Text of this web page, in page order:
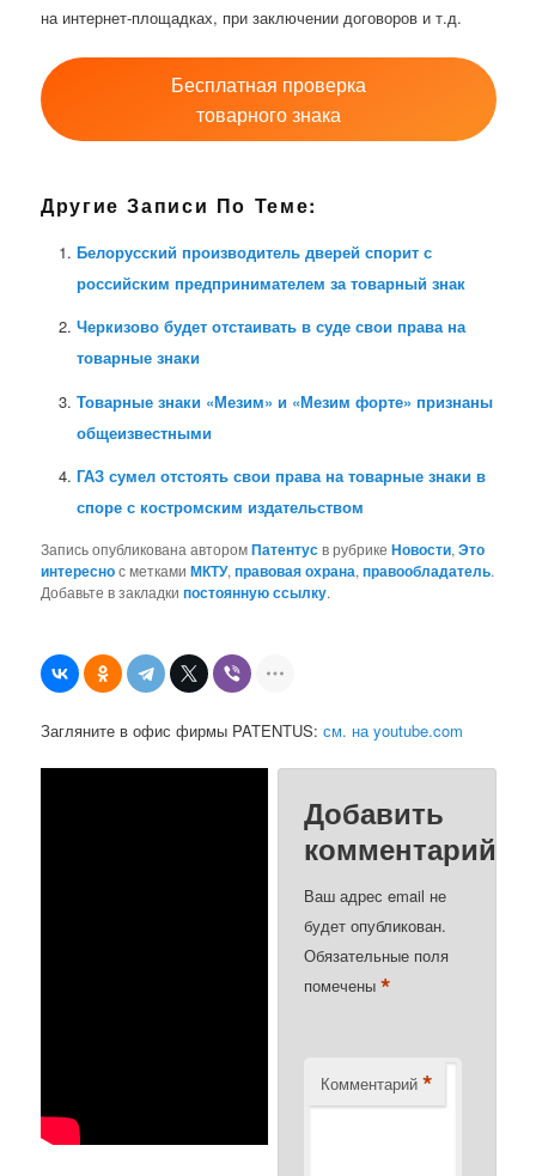
на интернет-площадках, при заключении договоров и т.д.
Бесплатная проверка
товарного знака
Другие Записи По Теме:
Белорусский производитель дверей спорит с
российским предпринимателем за товарный знак
Черкизово будет отстаивать в суде свои права на
товарные знаки
Товарные знаки «Мезим» и «Мезим форте» признаны
общеизвестными
ГАЗ сумел отстоять свои права на товарные знаки в
споре с костромским издательством
Запись опубликована авторомПатентусв рубрикеНовости,Это
интереснос меткамиМКТУ,правовая охрана,правообладатель.
Добавьте в закладкипостоянную ссылку.
Загляните в офис фирмы PATENTUS:см. на youtube.com
Добавить
комментарий
Ваш адрес email не
будет опубликован.
Обязательные поля
помечены*
Комментарий *